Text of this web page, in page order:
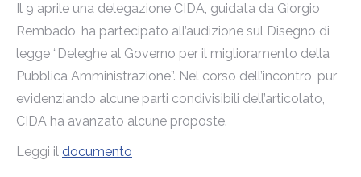
Il 9 aprile una delegazione CIDA, guidata da Giorgio
Rembado, ha partecipato all’audizione sul Disegno di
legge “Deleghe al Governo per il miglioramento della
Pubblica Amministrazione”. Nel corso dell’incontro, pur
evidenziando alcune parti condivisibili dell’articolato,
CIDA ha avanzato alcune proposte.
Leggi il documento